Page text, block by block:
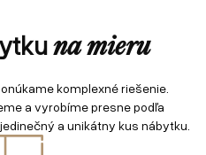
na mieru
komplexné riešenie.
a vyrobíme presne podľa
a unikátny kus nábytku.